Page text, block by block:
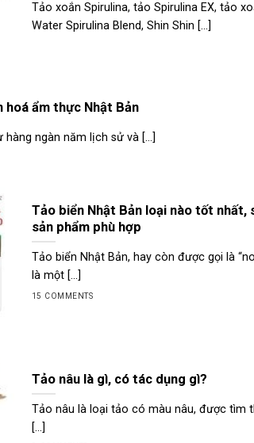
Tảo xoắn Spirulina, tảo Spirulina EX, tảo
Water Spirulina Blend, Shin Shin [...]
hoá ẩm thực Nhật Bản
ngàn năm lịch sử và [...]
Tảo biển Nhật Bản loại nào tốt nhất,
sản phẩm phù hợp
Tảo biển Nhật Bản, hay còn được gọi là
là một [...]
15 COMMENTS
Tảo nâu là gì, có tác dụng gì?
Tảo nâu là loại tảo có màu nâu, được tìm
[...]